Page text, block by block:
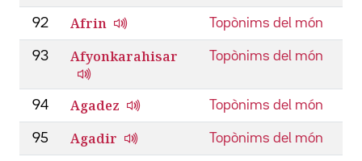
92 Afrin Topònims del món
93 Afyonkarahisar Topònims del món
94 Agadez Topònims del món
95 Agadir Topònims del món